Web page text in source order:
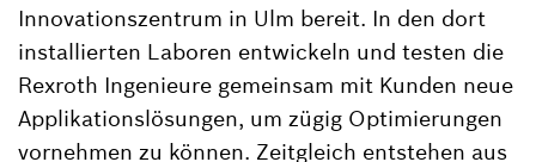
Innovationszentrum in Ulm bereit. In den dort
installierten Laboren entwickeln und testen die
Rexroth Ingenieure gemeinsam mit Kunden neue
Applikationslösungen, um zügig Optimierungen
vornehmen zu können. Zeitgleich entstehen aus